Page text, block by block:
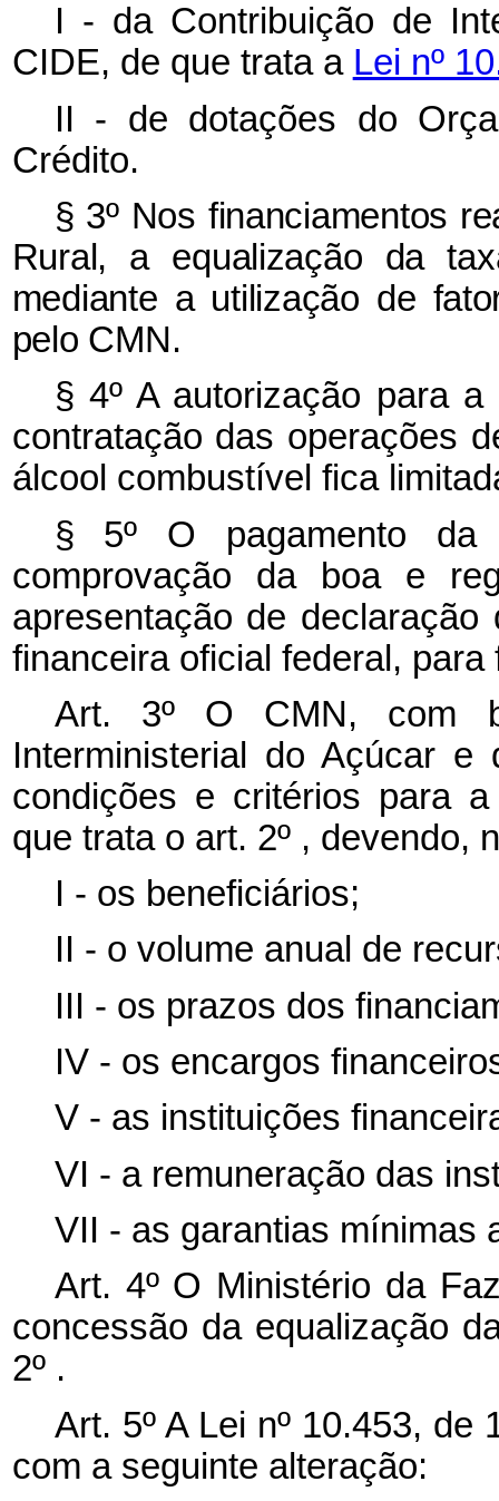
I - da Contribuição de
CIDE, de que trata a Lei nº
II - de dotações do
Crédito.
§ 3º Nos financiamentos
Rural, a equalização da
mediante a utilização de
pelo CMN.
§ 4º A autorização para
contratação das operações
álcool combustível fica
§ 5º O pagamento da
comprovação da boa e
apresentação de
financeira oficial federal,
Art. 3º O CMN, com
Interministerial do Açúcar
condições e critérios para
que trata o art. 2º , devendo,
I - os beneficiários;
II - o volume anual de
III - os prazos dos
IV - os encargos
V - as instituições
VI - a remuneração das
VII - as garantias mínimas
Art. 4º O Ministério da
concessão da equalização
2º .
Art. 5º A Lei nº 10.453,
com a seguinte alteração: